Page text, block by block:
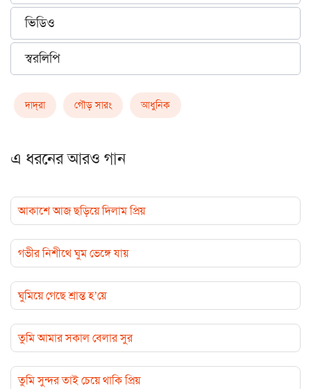
ভিডিও
স্বরলিপি
দাদ্‌রা গৌড় সারং আধুনিক
এ ধরনের আরও গান
আকাশে আজ ছড়িয়ে দিলাম প্রিয়
গভীর নিশীথে ঘুম ভেঙ্গে যায়
ঘুমিয়ে গেছে শ্রান্ত হ’য়ে
তুমি আমার সকাল বেলার সুর
তুমি সুন্দর তাই চেয়ে থাকি প্রিয়